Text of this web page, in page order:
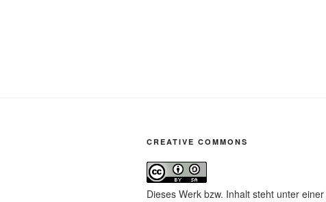
CREATIVE COMMONS
Dieses Werk bzw. Inhalt steht unter einer